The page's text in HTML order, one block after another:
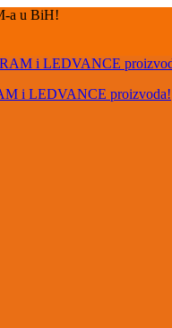
a u BiH!
i LEDVANCE proizvoda!